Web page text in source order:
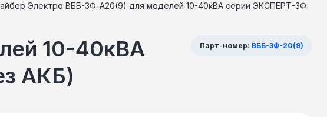
Электро ВББ-3Ф-А20(9) для моделей 10-40кВА серии ЭКСПЕРТ-3Ф
10-40кВА
АКБ)
Парт-номер: ВББ-3Ф-20(9)